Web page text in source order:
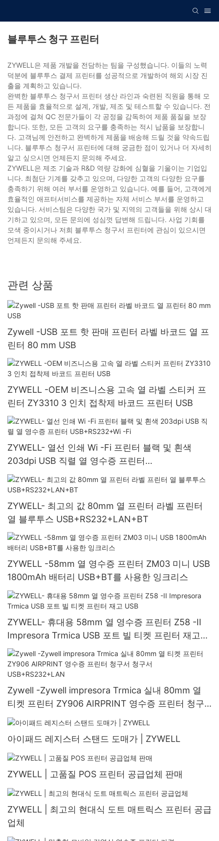
블루투스 청구 프린터
ZYWELL은 제품 개발을 전담하는 팀을 구성했습니다. 이들의 노력
덕분에 블루투스 결제 프린터를 성공적으로 개발하여 해외 시장 진
출을 계획하고 있습니다.
완벽한 블루투스 청구서 프린터 생산 라인과 숙련된 직원을 통해 모
든 제품을 효율적으로 설계, 개발, 제조 및 테스트할 수 있습니다. 전
과정에 걸쳐 QC 전문가들이 각 공정을 감독하여 제품 품질을 보장
합니다. 또한, 모든 고객의 요구를 충족하는 적시 납품을 보장합니
다. 고객님께 안전하고 완벽하게 제품을 배송해 드릴 것을 약속드립
니다. 블루투스 청구서 프린터에 대해 궁금한 점이 있거나 더 자세히
알고 싶으시면 언제든지 문의해 주세요.
ZYWELL은 제조 기술과 R&D 역량 강화에 심혈을 기울이는 기업입
니다. 최첨단 기계를 갖추고 있으며, 다양한 고객의 다양한 요구를
충족하기 위해 여러 부서를 운영하고 있습니다. 예를 들어, 고객에게
효율적인 애프터서비스를 제공하는 자체 서비스 부서를 운영하고
있습니다. 서비스팀은 다양한 국가 및 지역의 고객들을 위해 상시 대
기하고 있으며, 모든 문의에 성심껏 답변해 드립니다. 사업 기회를
모색 중이시거나 저희 블루투스 청구서 프린터에 관심이 있으시면
언제든지 문의해 주세요.
관련 상품
Zywell -USB 포트 핫 판매 프린터 라벨 바코드 열 프
린터 80 mm USB
ZYWELL -OEM 비즈니스용 고속 열 라벨 스티커 프
린터 ZY3310 3 인치 접착제 바코드 프린터 USB
ZYWELL- 열선 인쇄 Wi -Fi 프린터 블랙 및 흰색
203dpi USB 직렬 열 영수증 프린터
USB+RS232+Wi -Fi
ZYWELL- 최고의 값 80mm 열 프린터 라벨 프린터
열 블루투스 USB+RS232+LAN+BT
ZYWELL -58mm 열 영수증 프린터 ZM03 미니 USB
1800mAh 배터리 USB+BT를 사용한 잉크리스
ZYWELL- 휴대용 58mm 열 영수증 프린터 Z58 -II
Impresora Trmica USB 포트 빌 티켓 프린터 재고
USB
Zywell -Zywell impresora Trmica 실내 80mm 열
티켓 프린터 ZY906 AIRPRINT 영수증 프린터 청구
서 청구서 USB+RS232+LAN
아이패드 레지스터 스탠드 도매가 | ZYWELL
ZYWELL | 고품질 POS 프린터 공급업체 판매
ZYWELL | 최고의 현대식 도트 매트릭스 프린터 공급
업체